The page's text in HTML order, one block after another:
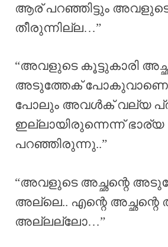
ആര് പറഞ്ഞിട്ടും അവളുടെ
തീരുന്നില്ല…”
“അവളുടെ കൂട്ടുകാരി
അടുത്തേക്
പോലും അവൾക് വല്യ
ഇല്ലായിരുന്നെന്ന് ഭാര്യ
പറഞ്ഞിരുന്നു..”
“അവളുടെ അച്ഛന്റെ
അല്ലെ.. എന്റെ
അല്ലല്ലോ…”